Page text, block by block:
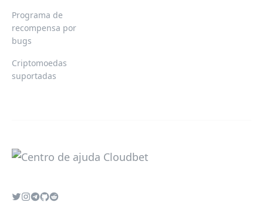
Programa de
recompensa por
bugs
Criptomoedas
suportadas